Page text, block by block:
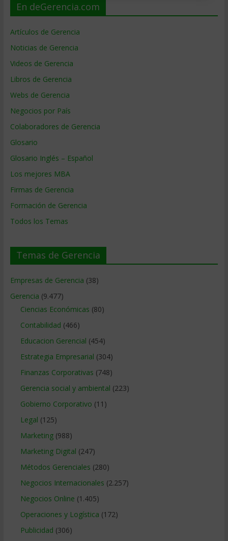
En deGerencia.com
Artículos de Gerencia
Noticias de Gerencia
Videos de Gerencia
Libros de Gerencia
Webs de Gerencia
Negocios por País
Colaboradores de Gerencia
Glosario
Glosario Inglés – Español
Los mejores MBA
Firmas de Gerencia
Formación de Gerencia
Todos los Temas
Temas de Gerencia
Empresas de Gerencia (38)
Gerencia (9.477)
Ciencias Económicas (80)
Contabilidad (466)
Educacion Gerencial (454)
Estrategia Empresarial (304)
Finanzas Corporativas (748)
Gerencia social y ambiental (223)
Gobierno Corporativo (11)
Legal (125)
Marketing(988)
Marketing Digital (247)
Métodos Gerenciales (280)
Negocios Internacionales (2.257)
Negocios Online (1.405)
Operaciones y Logística (172)
Publicidad (306)